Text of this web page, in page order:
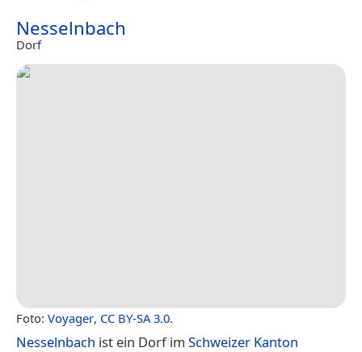
Nesselnbach
Dorf
Foto: Voyager, CC BY-SA 3.0.
Nesselnbach ist ein Dorf im Schweizer Kanton